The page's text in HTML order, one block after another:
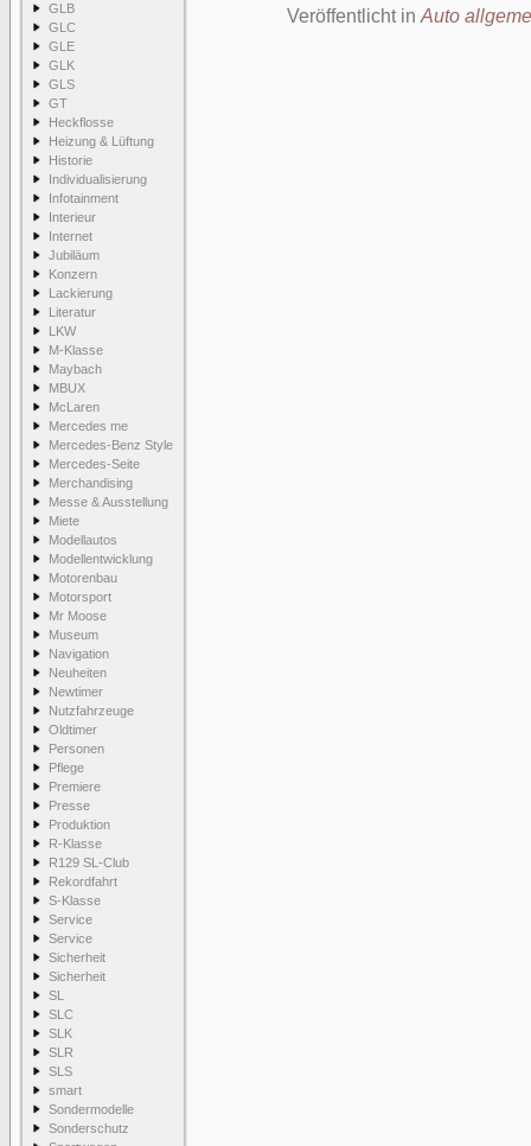
GLB
GLC
GLE
GLK
GLS
GT
Heckflosse
Heizung & Lüftung
Historie
Individualisierung
Infotainment
Interieur
Internet
Jubiläum
Konzern
Lackierung
Literatur
LKW
M-Klasse
Maybach
MBUX
McLaren
Mercedes me
Mercedes-Benz Style
Mercedes-Seite
Merchandising
Messe & Ausstellung
Miete
Modellautos
Modellentwicklung
Motorenbau
Motorsport
Mr Moose
Museum
Navigation
Neuheiten
Newtimer
Nutzfahrzeuge
Oldtimer
Personen
Pflege
Premiere
Presse
Produktion
R-Klasse
R129 SL-Club
Rekordfahrt
S-Klasse
Service
Service
Sicherheit
Sicherheit
SL
SLC
SLK
SLR
SLS
smart
Sondermodelle
Sonderschutz
Veröffentlicht in Auto